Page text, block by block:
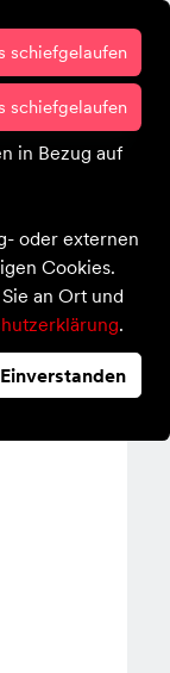
Ihnen in
in Bezug auf
oder externen
Cookies.
an Ort und
.
Einverstanden
Wunschliste
Sale 🏷
gr?
schiefgelaufen
schiefgelaufen